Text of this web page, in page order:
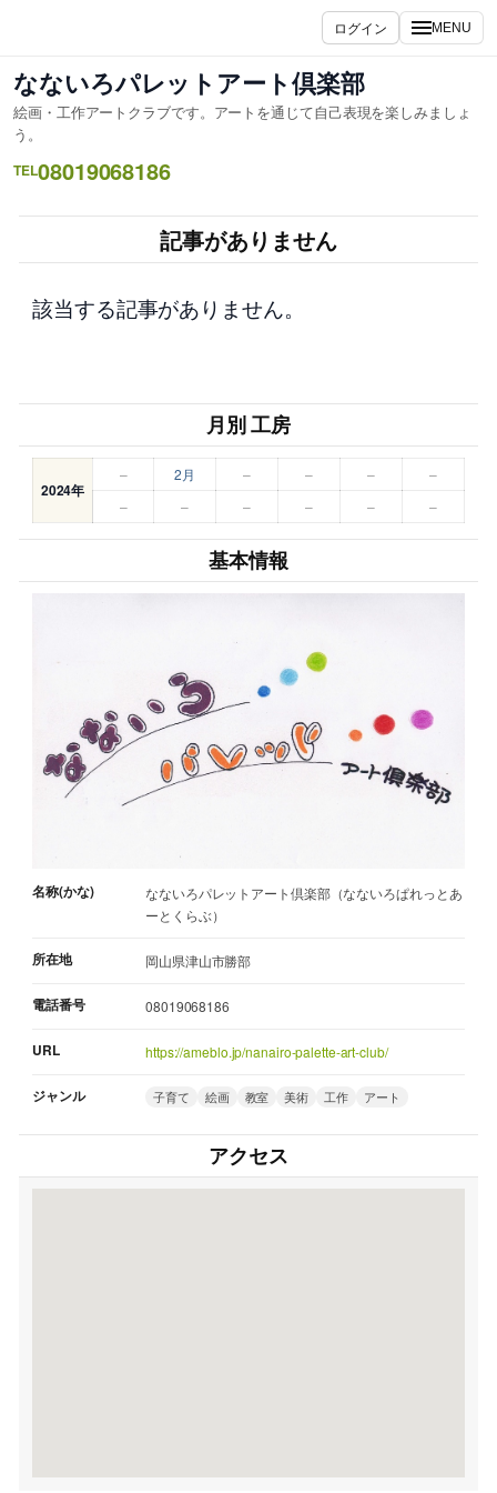
ス
キ
プ
ログイン MENU
なないろパレットアート倶楽部
絵画・工作アートクラブです。アートを通じて自己表現を楽しみましょ
う。
TEL08019068186
記事がありません
該当する記事がありません。
月別 工房
2024年
– 2月 – – –
–
–
– – – – –
基本情報
名称(かな)
なないろパレットアート倶楽部（なないろぱれっとあ
ーとくらぶ）
所在地 岡山県津山市勝部
電話番号 08019068186
URL https://ameblo.jp/nanairo-palette-art-club/
ジャンル 子育て 絵画 教室 美術 工作 アート
アクセス